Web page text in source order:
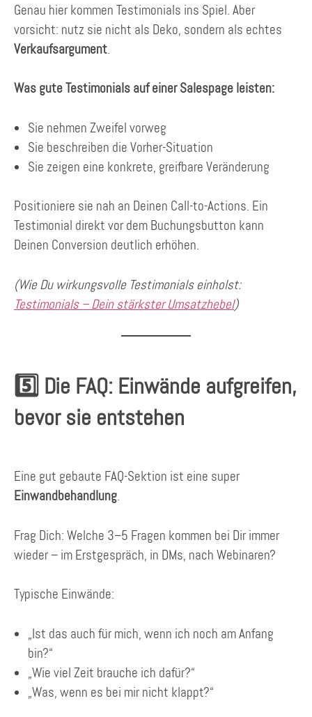
Genau hier kommen Testimonials ins Spiel. Aber
vorsicht: nutz sie nicht als Deko, sondern als echtes
Verkaufsargument.
Was gute Testimonials auf einer Salespage leisten:
Sie nehmen Zweifel vorweg
Sie beschreiben die Vorher-Situation
Sie zeigen eine konkrete, greifbare Veränderung
Positioniere sie nah an Deinen Call-to-Actions. Ein
Testimonial direkt vor dem Buchungsbutton kann
Deinen Conversion deutlich erhöhen.
(Wie Du wirkungsvolle Testimonials einholst:
Testimonials – Dein stärkster Umsatzhebel)
5️⃣ Die FAQ: Einwände aufgreifen,
bevor sie entstehen
Eine gut gebaute FAQ-Sektion ist eine super
Einwandbehandlung.
Frag Dich: Welche 3–5 Fragen kommen bei Dir immer
wieder – im Erstgespräch, in DMs, nach Webinaren?
Typische Einwände:
„Ist das auch für mich, wenn ich noch am Anfang
bin?“
„Wie viel Zeit brauche ich dafür?“
„Was, wenn es bei mir nicht klappt?“